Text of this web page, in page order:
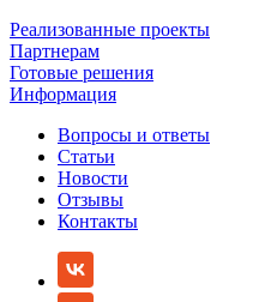
Реализованные проекты
Партнерам
Готовые решения
Информация
Вопросы и ответы
Статьи
Новости
Отзывы
Контакты